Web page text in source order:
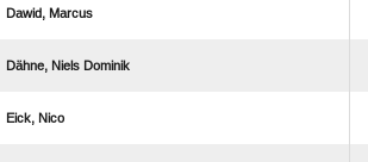
 
  
 